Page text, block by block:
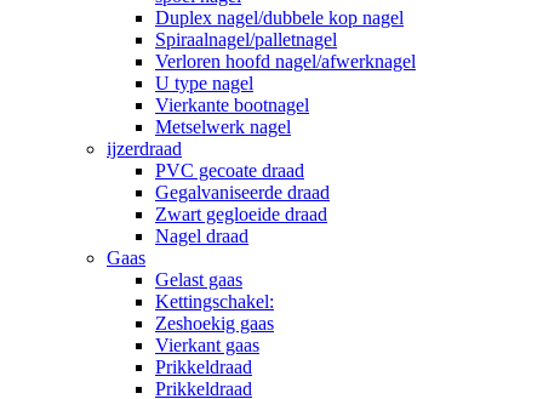
Duplex nagel/dubbele kop nagel
Spiraalnagel/palletnagel
Verloren hoofd nagel/afwerknagel
U type nagel
Vierkante bootnagel
Metselwerk nagel
ijzerdraad
PVC gecoate draad
Gegalvaniseerde draad
Zwart gegloeide draad
Nagel draad
Gaas
Gelast gaas
Kettingschakel:
Zeshoekig gaas
Vierkant gaas
Prikkeldraad
Prikkeldraad